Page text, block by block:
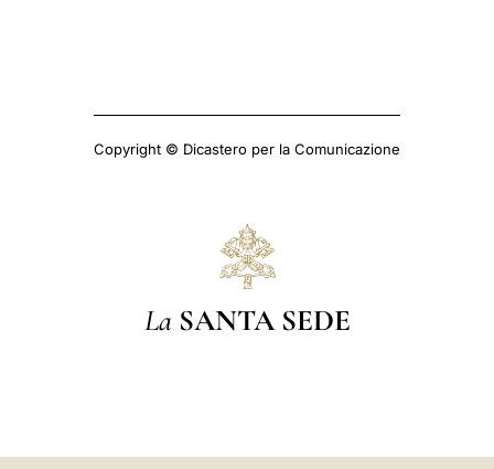
Copyright © Dicastero per la Comunicazione
La SANTA SEDE